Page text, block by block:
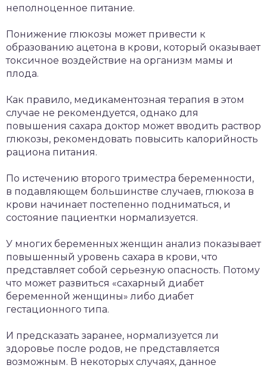
неполноценное питание.
Понижение глюкозы может привести к
образованию ацетона в крови, который оказывает
токсичное воздействие на организм мамы и
плода.
Как правило, медикаментозная терапия в этом
случае не рекомендуется, однако для
повышения сахара доктор может вводить раствор
глюкозы, рекомендовать повысить калорийность
рациона питания.
По истечению второго триместра беременности,
в подавляющем большинстве случаев, глюкоза в
крови начинает постепенно подниматься, и
состояние пациентки нормализуется.
У многих беременных женщин анализ показывает
повышенный уровень сахара в крови, что
представляет собой серьезную опасность. Потому
что может развиться «сахарный диабет
беременной женщины» либо диабет
гестационного типа.
И предсказать заранее, нормализуется ли
здоровье после родов, не представляется
возможным. В некоторых случаях, данное